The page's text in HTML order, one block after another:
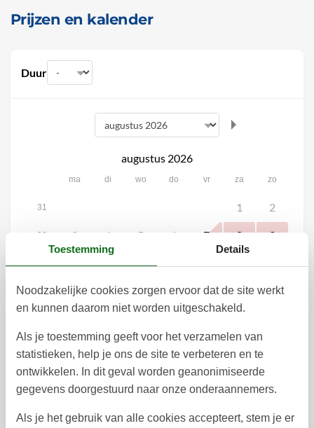
Prijzen en kalender
Duur
augustus 2026
ma di wo do vr za zo
31 1 2
32 3 4 5 6 7 8 9
33 10 11 12 13 14 15 16
34 17 18 19 20 21 22 23
36
31
Vroegtijdig boeken
Wil je vrijblijvend vroegtijdig boeken?
Vroegtijdig boeken
Toestemming Details
Noodzakelijke cookies zorgen ervoor dat de site werkt
en kunnen daarom niet worden uitgeschakeld.
Als je toestemming geeft voor het verzamelen van
statistieken, help je ons de site te verbeteren en te
ontwikkelen. In dit geval worden geanonimiseerde
gegevens doorgestuurd naar onze onderaannemers.
Als je het gebruik van alle cookies accepteert, stem je er